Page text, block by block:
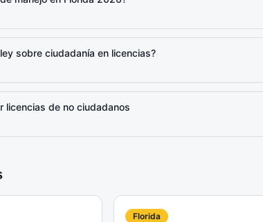
sobre ciudadanía en licencias?
licencias de no ciudadanos
Florida